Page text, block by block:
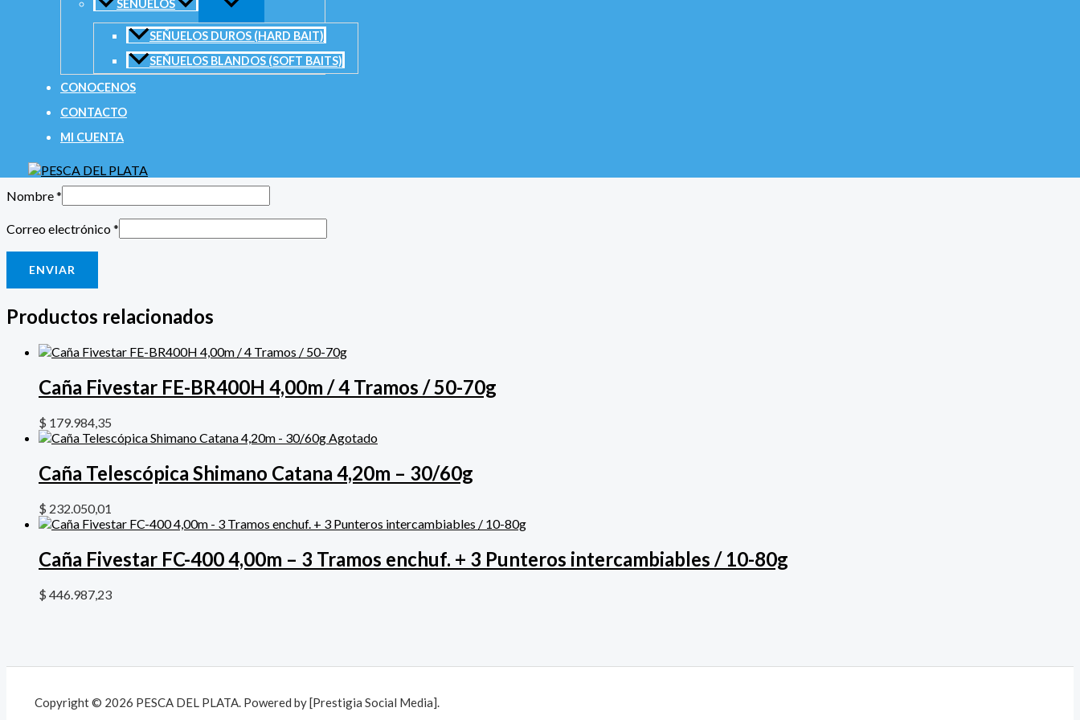
SEÑUELOS
SEÑUELOS DUROS (HARD BAIT)
SEÑUELOS BLANDOS (SOFT BAITS)
CONOCENOS
CONTACTO
MI CUENTA
Tu valoración *
Nombre*
Correo electrónico*
Productos relacionados
Caña Fivestar FE-BR400H 4,00m / 4 Tramos / 50-70g
$ 179.984,35
Agotado
Caña Telescópica Shimano Catana 4,20m – 30/60g
$ 232.050,01
Caña Fivestar FC-400 4,00m – 3 Tramos enchuf. + 3 Punteros intercambiables / 10-80g
$ 446.987,23
Copyright © 2026 PESCA DEL PLATA. Powered by [Prestigia Social Media].